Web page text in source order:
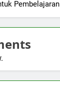
Pembelajaran